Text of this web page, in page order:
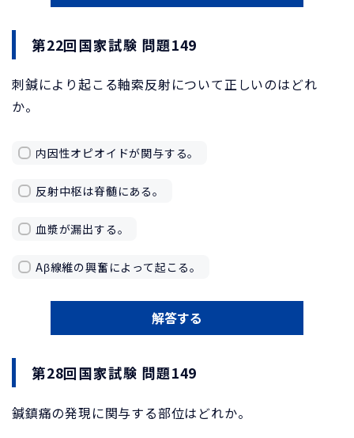
第22回国家試験 問題149
刺鍼により起こる軸索反射について正しいのはどれ
か。
内因性オピオイドが関与する。
反射中枢は脊髄にある。
血漿が漏出する。
Aβ線維の興奮によって起こる。
解答する
第28回国家試験 問題149
鍼鎮痛の発現に関与する部位はどれか。